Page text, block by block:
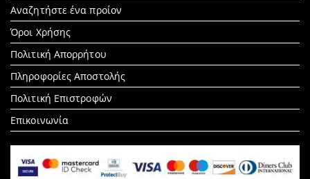
Αναζητήστε ένα προίον
Search
for:
Όροι Χρήσης
Πολιτική Απορρήτου
Πληροφορίες Αποστολής
Πολιτική Επιστροφών
Επικοινωνία